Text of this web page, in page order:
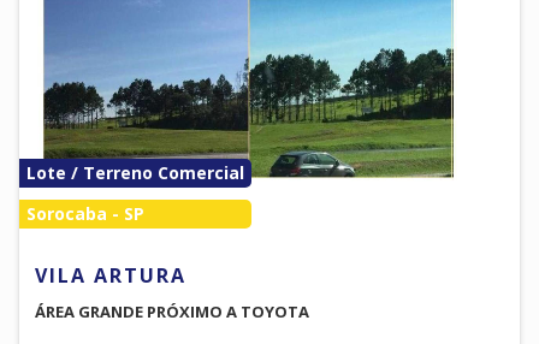
Lote / Terreno Comercial
Sorocaba - SP
VILA ARTURA
ÁREA GRANDE PRÓXIMO A TOYOTA